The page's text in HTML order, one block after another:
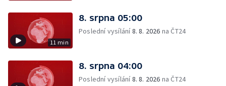
11 min
8. srpna 05:00
Poslední vysílání8. 8. 2026 na ČT24
8. srpna 04:00
Poslední vysílání8. 8. 2026 na ČT24